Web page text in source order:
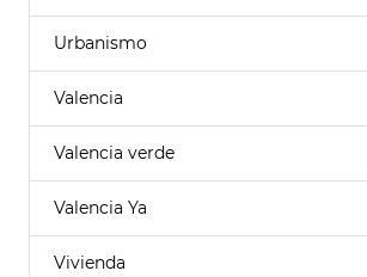
Urbanismo
Valencia
Valencia verde
Valencia Ya
Vivienda